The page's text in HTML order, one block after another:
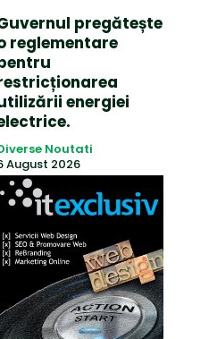
pregătește
reglementare
energiei
Noutati
August 2026